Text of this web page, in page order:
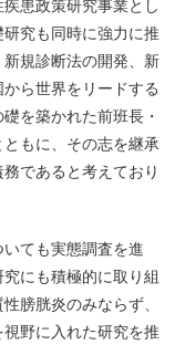
患政策研究事業とし
究も同時に強力に推
規診断法の開発、新
ら世界をリードする
を築かれた前班長・
もに、その志を継承
であると考えており
ても実態調査を進
にも積極的に取り組
膀胱炎のみならず、
野に入れた研究を推